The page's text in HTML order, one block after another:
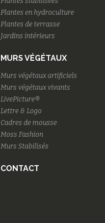
Plantes en hydroculture
Plantes de terrasse
Jardins intérieurs
MURS VÉGÉTAUX
Murs végétaux artificiels
Murs végétaux vivants
LivePicture®
Lettre & Logo
Cadres de mousse
Moss Fashion
Murs Stabilisés
CONTACT